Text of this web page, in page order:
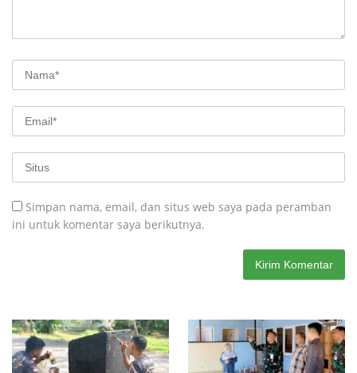
Simpan nama, email, dan situs web saya pada peramban
ini untuk komentar saya berikutnya.